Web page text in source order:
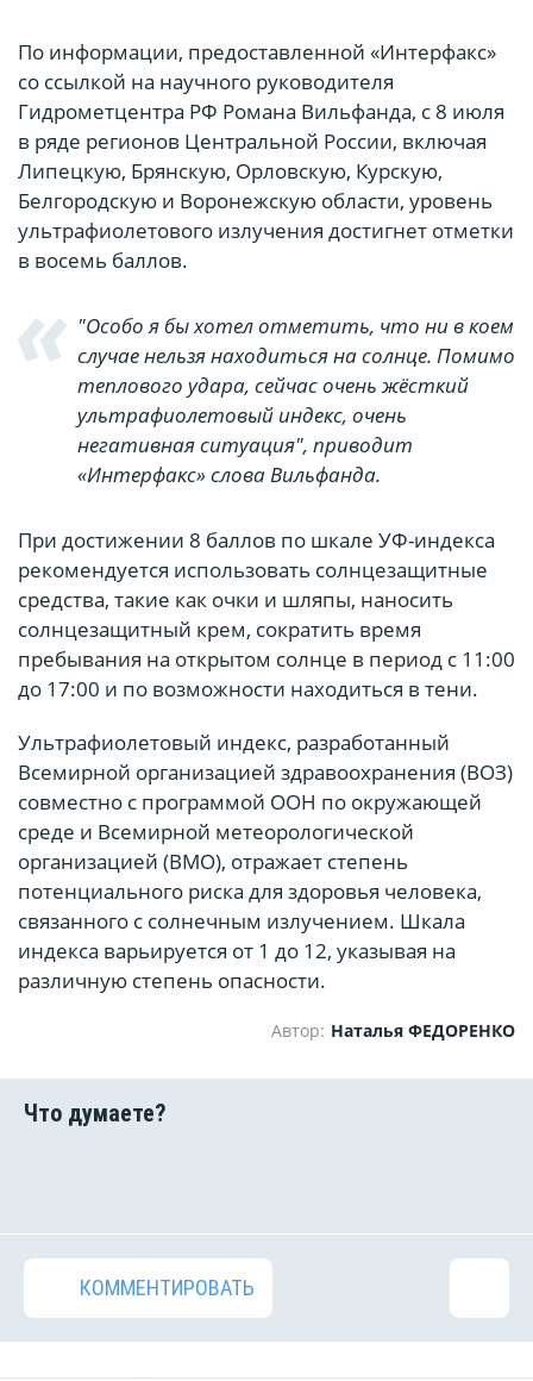
По информации, предоставленной «Интерфакс»
со ссылкой на научного руководителя
Гидрометцентра РФ Романа Вильфанда, с 8 июля
в ряде регионов Центральной России, включая
Липецкую, Брянскую, Орловскую, Курскую,
Белгородскую и Воронежскую области, уровень
ультрафиолетового излучения достигнет отметки
в восемь баллов.
"Особо я бы хотел отметить, что ни в коем
случае нельзя находиться на солнце. Помимо
теплового удара, сейчас очень жёсткий
ультрафиолетовый индекс, очень
негативная ситуация", приводит
«Интерфакс» слова Вильфанда.
При достижении 8 баллов по шкале УФ-индекса
рекомендуется использовать солнцезащитные
средства, такие как очки и шляпы, наносить
солнцезащитный крем, сократить время
пребывания на открытом солнце в период с 11:00
до 17:00 и по возможности находиться в тени.
Ультрафиолетовый индекс, разработанный
Всемирной организацией здравоохранения (ВОЗ)
совместно с программой ООН по окружающей
среде и Всемирной метеорологической
организацией (ВМО), отражает степень
потенциального риска для здоровья человека,
связанного с солнечным излучением. Шкала
индекса варьируется от 1 до 12, указывая на
различную степень опасности.
Автор: Наталья ФЕДОРЕНКО
КОММЕНТИРОВАТЬ